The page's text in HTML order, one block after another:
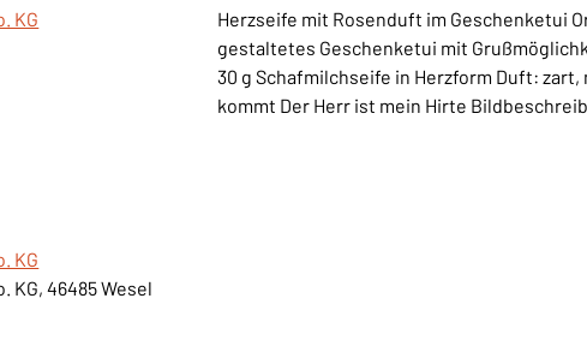
KG
KG
KG, 46485 Wesel
Herzseife mit Rosenduft im Geschenketui
gestaltetes Geschenketui mit
30 g Schafmilchseife in Herzform Duft: zart,
kommt Der Herr ist mein Hirte